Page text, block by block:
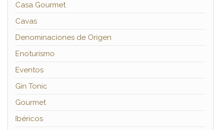
Casa Gourmet
Cavas
Denominaciones de Origen
Enoturismo
Eventos
Gin Tonic
Gourmet
Ibéricos